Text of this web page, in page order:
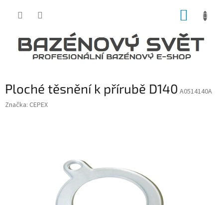
Ploché těsnění k přírubě D140 A0514140A
Značka: CEPEX